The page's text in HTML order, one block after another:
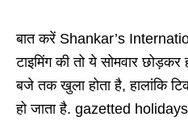
बात करें Shankar’s
टाइमिंग की तो ये सोमवार
बजे तक खुला होता है, हालांकि
हो जाता है. gazetted